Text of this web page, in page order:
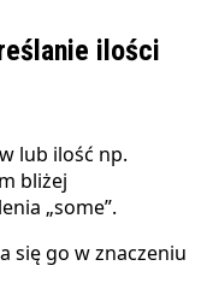
ilości
lub ilość np.
bliżej
„some”.
się go w znaczeniu